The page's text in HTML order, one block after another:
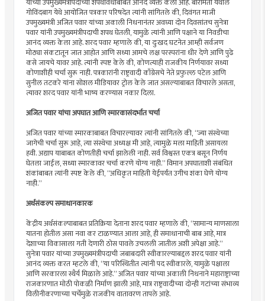
यांच्या उपमुख्यमंत्रीपदाच्या शपथविधीबाबत आनंद व्यक्त केला आहे. बारामती येथील
गोविंदबाग येथे आयोजित पत्रकार परिषदेत त्यांनी सांगितले की, दिवंगत माजी
उपमुख्यमंत्री अजित पवार यांच्या अकाली निधनानंतर अवघ्या दोन दिवसांतच सुनेत्रा
पवार यांनी उपमुख्यमंत्रीपदाची शपथ घेतली, यामुळे त्यांनी आणि पक्षाने या निवडीचा
आनंद व्यक्त केला आहे. शरद पवार म्हणाले की, या दुःखद घटनेत आम्ही सर्वजण
मोठ्या संकटातून जात आहोत आणि सध्या आमचे लक्ष परस्परांना धीर देणे आणि पुढे
कसे जायचे यावर आहे. त्यांनी स्पष्ट केले की, कोणत्याही राजकीय निर्णयावर सध्या
कोणाशीही चर्चा सुरू नाही. पत्रकारांनी राष्ट्रवादी काँग्रेसचे नेते प्रफुल्ल पटेल आणि
सुनील तटकरे यांना सोशल मीडियावर ट्रोल केले जात असल्याबाबत विचारले असता,
त्यावर शरद पवार यांनी भाष्य करण्यास नकार दिला.
अजित पवार यांचा अपघात आणि स्मारकासंदर्भात चर्चा
अजित पवार यांच्या स्मारकाबाबत विचारल्यावर त्यांनी सांगितले की, “ज्या संस्थेच्या
जागेची चर्चा सुरू आहे, त्या संस्थेचा अध्यक्ष मी आहे, त्यामुळे मला माहिती असायला
हवी. अद्याप याबाबत कोणतीही चर्चा झालेली नाही. सर्व विश्वस्त एकत्र बसून निर्णय
घेतला जाईल, सध्या स्मारकावर चर्चा करणे योग्य नाही.” विमान अपघाताशी संबंधित
शंकांबाबत त्यांनी स्पष्ट केले की, “अधिकृत माहिती येईपर्यंत उगीच शंका घेणे योग्य
नाही.”
अर्थसंकल्प समाधानकारक
केंद्रीय अर्थसंकल्पाबाबत प्रतिक्रिया देताना शरद पवार म्हणाले की, “सामान्य माणसाला
यातना होतील असा नवा कर टाळण्यात आला आहे, ही समाधानाची बाब आहे, मात्र
देशाच्या विकासाला गती देणारी ठोस पावले उचलली जातील अशी अपेक्षा आहे.”
सुनेत्रा पवार यांच्या उपमुख्यमंत्रीपदाची जबाबदारी स्वीकारल्याबद्दल शरद पवार यांनी
आनंद व्यक्त करत म्हटले की, “या परिस्थितीत त्यांनी पद स्वीकारले, यामुळे पक्षाला
आणि सरकारला स्थैर्य मिळाले आहे.” अजित पवार यांच्या अकाली निधनाने महाराष्ट्राच्या
राजकारणात मोठी पोकळी निर्माण झाली आहे, मात्र राष्ट्रवादीच्या दोन्ही गटांच्या संभाव्य
विलीनीकरणाच्या चर्चेमुळे राजकीय वातावरण तापले आहे.